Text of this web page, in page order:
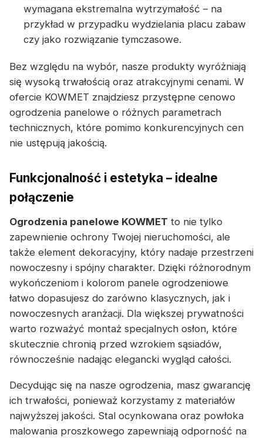
wymagana ekstremalna wytrzymałość – na
przykład w przypadku wydzielania placu zabaw
czy jako rozwiązanie tymczasowe.
Bez względu na wybór, nasze produkty wyróżniają
się wysoką trwałością oraz atrakcyjnymi cenami. W
ofercie KOWMET znajdziesz przystępne cenowo
ogrodzenia panelowe o różnych parametrach
technicznych, które pomimo konkurencyjnych cen
nie ustępują jakością.
Funkcjonalność i estetyka – idealne
połączenie
Ogrodzenia panelowe KOWMET to nie tylko
zapewnienie ochrony Twojej nieruchomości, ale
także element dekoracyjny, który nadaje przestrzeni
nowoczesny i spójny charakter. Dzięki różnorodnym
wykończeniom i kolorom panele ogrodzeniowe
łatwo dopasujesz do zarówno klasycznych, jak i
nowoczesnych aranżacji. Dla większej prywatności
warto rozważyć montaż specjalnych osłon, które
skutecznie chronią przed wzrokiem sąsiadów,
równocześnie nadając elegancki wygląd całości.
Decydując się na nasze ogrodzenia, masz gwarancję
ich trwałości, ponieważ korzystamy z materiałów
najwyższej jakości. Stal ocynkowana oraz powłoka
malowania proszkowego zapewniają odporność na